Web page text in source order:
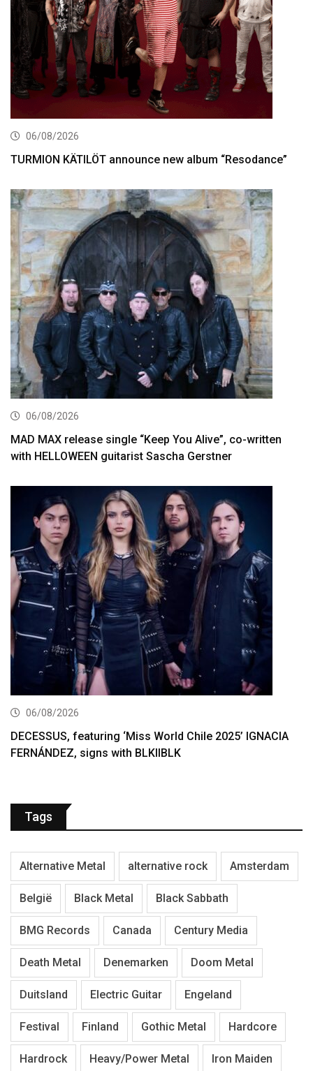
06/08/2026
TURMION KÄTILÖT announce new album “Resodance”
06/08/2026
MAD MAX release single “Keep You Alive”, co-written
with HELLOWEEN guitarist Sascha Gerstner
06/08/2026
DECESSUS, featuring ‘Miss World Chile 2025’ IGNACIA
FERNÁNDEZ, signs with BLKIIBLK
Tags
Alternative Metal alternative rock Amsterdam
België Black Metal Black Sabbath
BMG Records Canada Century Media
Death Metal Denemarken Doom Metal
Duitsland Electric Guitar Engeland
Festival Finland Gothic Metal Hardcore
Hardrock Heavy/Power Metal Iron Maiden